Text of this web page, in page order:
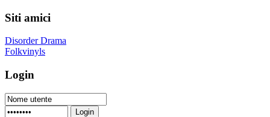
Siti amici
Disorder Drama
Folkvinyls
Login
Login